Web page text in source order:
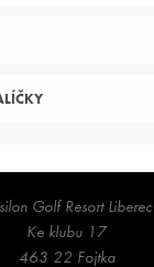
Golf Resort Liberec
Ke klubu 17
463 22 Fojtka